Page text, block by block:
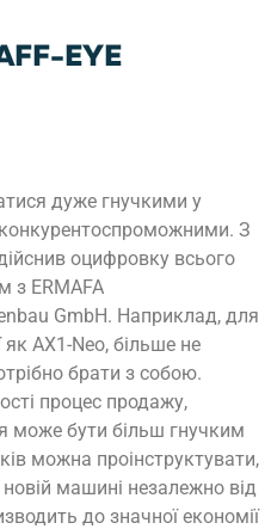
дуже гнучкими у
конкурентоспроможними. З
оцифровку всього
з ERMAFA
GmbH. Наприклад, для
як AX1-Neo, більше не
брати з собою.
процес продажу,
може бути більш гнучким
можна проінструктувати,
машині незалежно від
до значної економії